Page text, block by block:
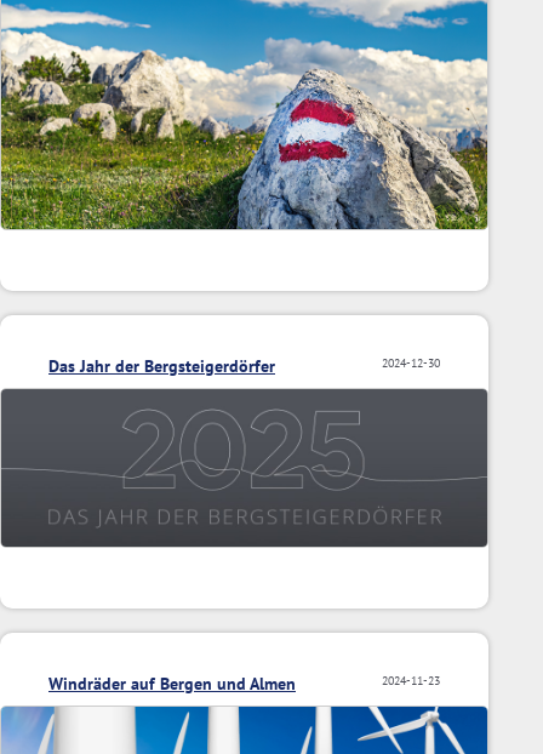
2024-12-30
Das Jahr der Bergsteigerdörfer
2024-11-23
Windräder auf Bergen und Almen